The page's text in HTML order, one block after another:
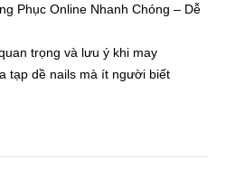
Phục Online Nhanh Chóng – Dễ
trọng và lưu ý khi may
tạp dề nails mà ít người biết